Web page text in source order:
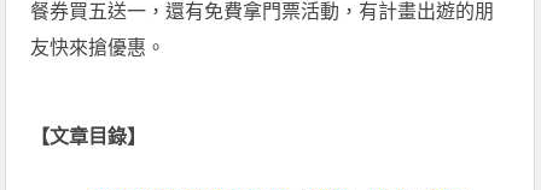
餐券買五送一，還有免費拿門票活動，有計畫出遊的朋
友快來搶優惠。
【文章目錄】